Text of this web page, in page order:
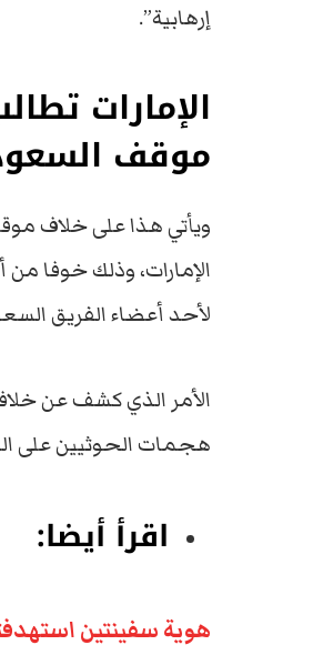
إرهابية”.
الإمارات
موقف
ويأتي هذا على خلاف
الإمارات، وذلك خوفا
لأحد أعضاء الفريق
الأمر الذي كشف عن
هجمات الحوثيين على
اقرأ أيضا:
هوية سفينتين